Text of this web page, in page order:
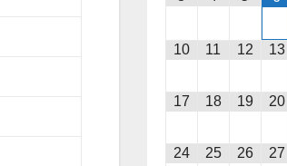
10 11 12 13
17 18 19 20
24 25 26 27